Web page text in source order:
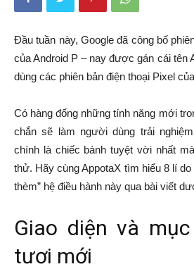
Đầu tuần này, Google đã công bố
của Android P – nay được gán cái tên
dùng các phiên bản điện thoại Pixel
Có hàng đống những tính năng mới
chắn sẽ làm người dùng trải
chính là chiếc bánh tuyệt vời nhất
thử. Hãy cùng AppotaX tìm hiểu 8 lí do
thèm” hệ điều hành này qua bài viết
Giao diện và
tươi mới